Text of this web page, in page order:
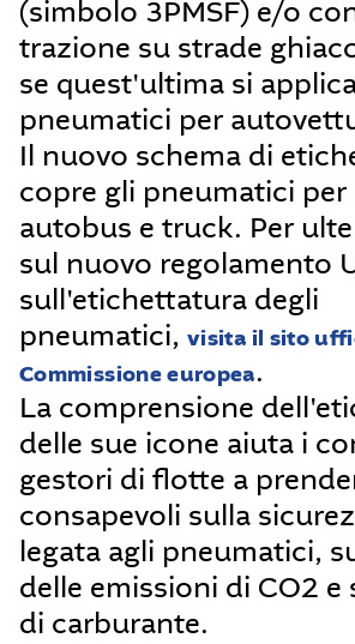
(simbolo 3PMSF) e/o
trazione su strade
se quest'ultima si
pneumatici per
Il nuovo schema di
copre gli pneumatici
autobus e truck. Per
sul nuovo regolamento
sull'etichettatura degli
pneumatici, visita il sito
Commissione europea.
La comprensione
delle sue icone aiuta i
gestori di flotte a
consapevoli sulla
legata agli pneumatici,
delle emissioni di CO2 e
di carburante.